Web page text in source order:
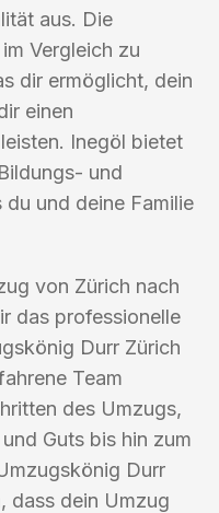
aus. Die
Vergleich zu
dir ermöglicht, dein
einen
Inegöl bietet
und
und deine Familie
von Zürich nach
das professionelle
Durr Zürich
Team
des Umzugs,
Guts bis hin zum
Durr
dass dein Umzug